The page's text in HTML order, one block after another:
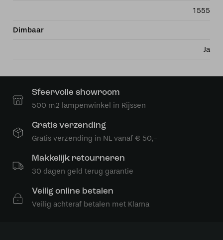
1555
Dimbaar
Ja
Sfeervolle showroom
500 m2 lampenwinkel in Rijssen
Gratis verzending
Gratis verzending in NL vanaf € 50,-
Makkelijk retourneren
30 dagen geld terug garantie
Veilig online betalen
Veilig achteraf betalen met Klarna